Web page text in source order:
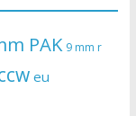
PAK 9 mm r
eu